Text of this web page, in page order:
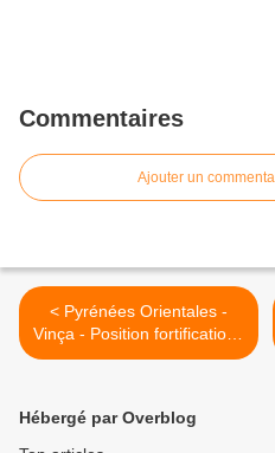
Commentaires
Ajouter un
< Pyrénées Orientales -
Vinça - Position fortifications
sur carte
Hébergé par Overblog